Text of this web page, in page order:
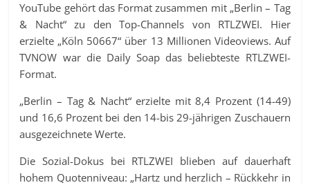
YouTube gehört das Format zusammen mit „Berlin – Tag
& Nacht“ zu den Top-Channels von RTLZWEI. Hier
erzielte „Köln 50667“ über 13 Millionen Videoviews. Auf
TVNOW war die Daily Soap das beliebteste RTLZWEI-
Format.
„Berlin – Tag & Nacht“ erzielte mit 8,4 Prozent (14-49)
und 16,6 Prozent bei den 14-bis 29-jährigen Zuschauern
ausgezeichnete Werte.
Die Sozial-Dokus bei RTLZWEI blieben auf dauerhaft
hohem Quotenniveau: „Hartz und herzlich – Rückkehr in